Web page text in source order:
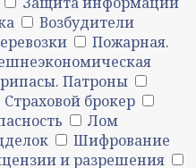
Возбудители
Пожарная.
Патроны
Страховой брокер
Лом
Шифрование
и разрешения